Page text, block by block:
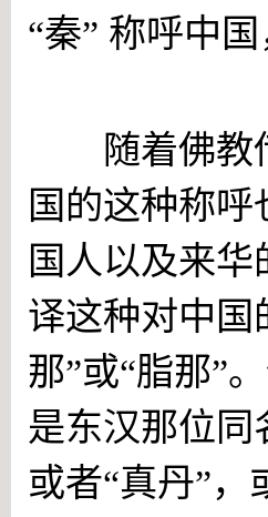
“秦” 称呼中
随着佛教
国的这种称
国人以及来
译这种对中国
那”或“脂那”
是东汉那位同
或者“真丹”，